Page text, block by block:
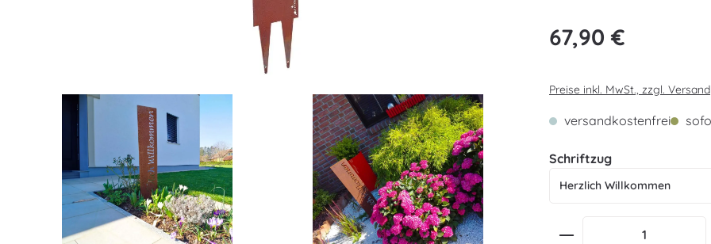
Regulärer Preis:
67,90 €
Preise inkl. MwSt., zzgl. Versand
versandkostenfrei
Schriftzugauswählen
Produkt Anzahl: